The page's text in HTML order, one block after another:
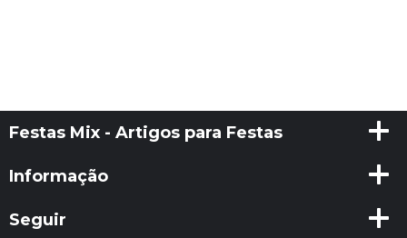
Festas Mix - Artigos para Festas
Informação
Seguir